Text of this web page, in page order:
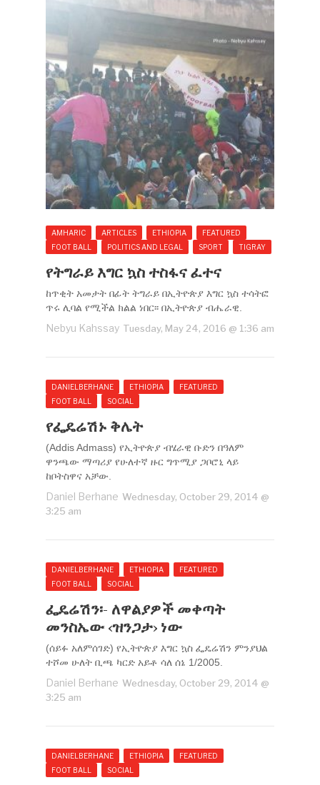
AMHARIC ARTICLES ETHIOPIA
FEATURED
FOOT BALL
POLITICS AND LEGAL SPORT TIGRAY
የትግራይ እግር ኳስ ተስፋና ፈተና
ከጥቂት አመታት በፊት ትግራይ በኢትዮጵያ እግር ኳስ ተሳትፎ
ጥሩ ሊባል የሚችል ክልል ነበር፡፡ በኢትዮጵያ ብሔራዊ.
Nebyu Kahssay Tuesday, May 24, 2016 @ 1:36 am
DANIELBERHANE ETHIOPIA
FEATURED
FOOT BALL
SOCIAL
የፌዴሬሽኑ ቅሌት
(Addis Admass) የኢትዮጵያ ብሄራዊ ቡድን በዓለም
ዋንጫው ማጣሪያ የሁለተኛ ዙር ግጥሚያ ጋቦሮኒ ላይ
ከቦትስዋና አቻው.
Daniel Berhane Wednesday, October 29, 2014 @
3:25 am
DANIELBERHANE ETHIOPIA
FEATURED
FOOT BALL
SOCIAL
ፌዴሬሽን፡- ለዋልያዎች መቀጣት
መንስኤው ‹ዝንጋታ› ነው
(ሰይፉ አለምሰገድ) የኢትዮጵያ እግር ኳስ ፌዴሬሽን ምንያህል
ተሾመ ሁለት ቢጫ ካርድ አይቶ ሳለ ሰኔ 1/2005.
Daniel Berhane Wednesday, October 29, 2014 @
3:25 am
DANIELBERHANE ETHIOPIA
FEATURED
FOOT BALL
SOCIAL